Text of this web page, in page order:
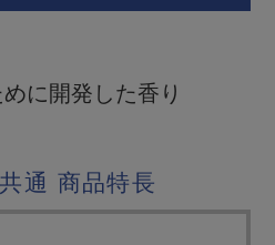
に開発した香り
通 商品特長